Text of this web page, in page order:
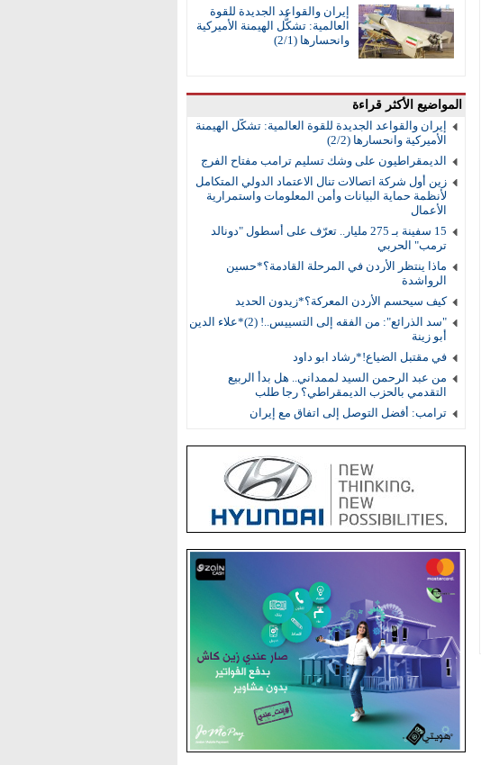
إيران والقواعد الجديدة للقوة
العالمية: تشكُّل الهيمنة الأميركية
وانحسارها (2/1)
المواضيع الأكثر قراءة
إيران والقواعد الجديدة للقوة العالمية: تشكُّل الهيمنة
الأميركية وانحسارها (2/2)
الديمقراطيون على وشك تسليم ترامب مفتاح الفرج
زين أول شركة اتصالات تنال الاعتماد الدولي المتكامل
لأنظمة حماية البيانات وأمن المعلومات واستمرارية
الأعمال
15 سفينة بـ 275 مليار.. تعرّف على أسطول "دونالد
ترمب" الحربي
ماذا ينتظر الأردن في المرحلة القادمة؟*حسين
الرواشدة
كيف سيحسم الأردن المعركة؟*زيدون الحديد
"سد الذرائع": من الفقه إلى التسييس..! (2)*علاء الدين
أبو زينة
في مقتبل الضياع!*رشاد ابو داود
من عبد الرحمن السيد لممداني.. هل بدأ الربيع
التقدمي بالحزب الديمقراطي؟ رجا طلب
ترامب: أفضل التوصل إلى اتفاق مع إيران